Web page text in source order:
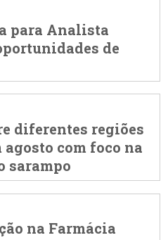
para Analista
de
diferentes regiões
agosto com foco na
sarampo
na Farmácia